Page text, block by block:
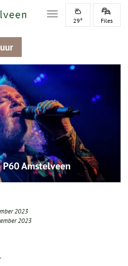
Toggle navigation
29° Files
Amstelveen
2023
2023